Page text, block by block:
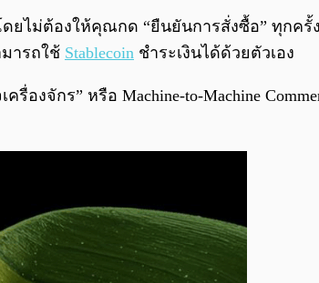
ไม่ต้องให้คุณกด “ยืนยันการสั่งซื้อ” ทุกครั้ง
มารถใช้ Stablecoin ชำระเงินได้ด้วยตัวเอง
งจักร” หรือ Machine-to-Machine